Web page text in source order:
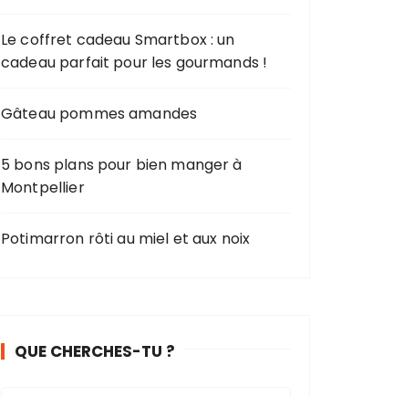
Le coffret cadeau Smartbox : un
cadeau parfait pour les gourmands !
Gâteau pommes amandes
5 bons plans pour bien manger à
Montpellier
Potimarron rôti au miel et aux noix
QUE CHERCHES-TU ?